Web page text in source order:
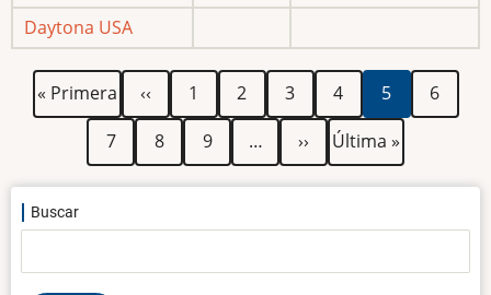
Daytona USA
Paginación
Primera
página
« Primera
anterior
‹‹ Página
1 Página
2 Página
3 Página
4
Página
actual
5 Página
6
Página
7 Página
8 Página
9 …
Siguiente
página
››
Última
página
Última »
Buscar